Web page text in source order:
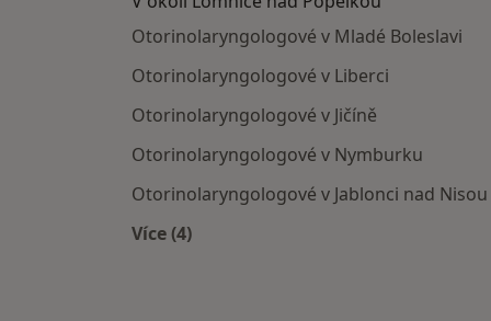
Otorinolaryngologové v Mladé Boleslavi
Otorinolaryngologové v Liberci
Otorinolaryngologové v Jičíně
Otorinolaryngologové v Nymburku
Otorinolaryngologové v Jablonci nad Nisou
Více (4)